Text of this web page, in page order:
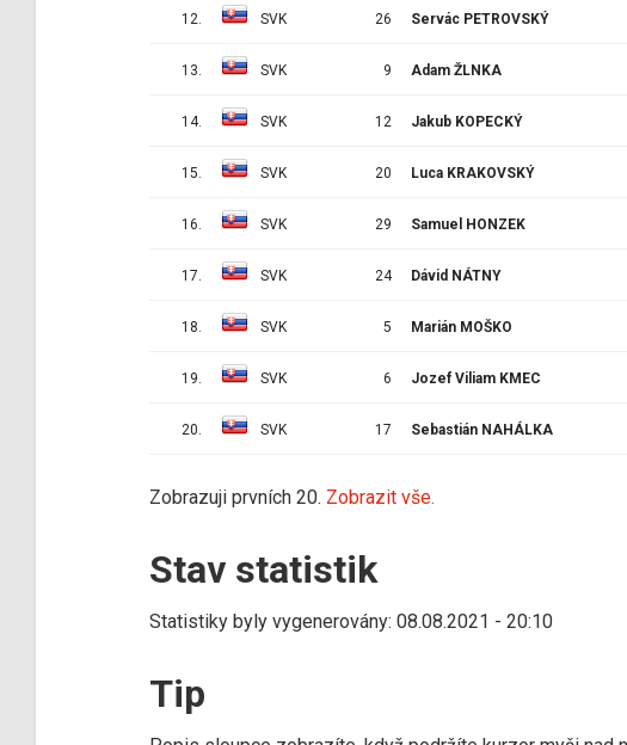
12. SVK 26 Servác PETROVSKÝ
13. SVK 9 Adam ŽLNKA
14. SVK 12 Jakub KOPECKÝ
15. SVK 20 Luca KRAKOVSKÝ
16. SVK 29 Samuel HONZEK
17. SVK 24 Dávid NÁTNY
18. SVK 5 Marián MOŠKO
19. SVK 6 Jozef Viliam KMEC
20. SVK 17 Sebastián NAHÁLKA
Zobrazuji prvních 20. Zobrazit vše.
Stav statistik
Statistiky byly vygenerovány: 08.08.2021 - 20:10
Tip